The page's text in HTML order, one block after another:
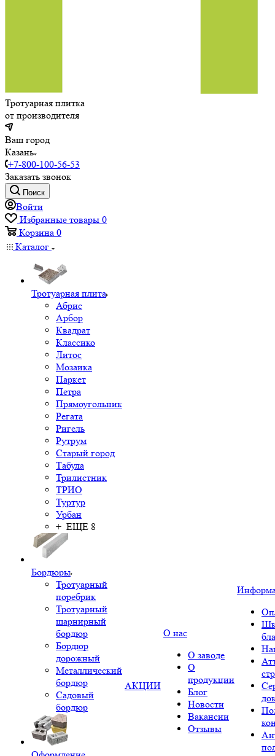
Тротуарная плитка
от производителя
Ваш город
Казань
+7-800-100-56-53
Заказать звонок
Поиск
Войти
Избранные товары 0
Корзина 0
Каталог
Тротуарная плита
Абрис
Арбор
Квадрат
Классико
Литос
Мозаика
Паркет
Петра
Прямоугольник
Регата
Ригель
Рутрум
Старый город
Табула
Трилистник
ТРИО
Туртур
Урбан
+ ЕЩЕ 8
Бордюры
Тротуарный
поребрик
Тротуарный
шарнирный
бордюр
Бордюр
дорожный
Металлический
бордюр
Садовый
бордюр
АКЦИИ
О нас
О заводе
О
продукции
Блог
Новости
Вакансии
Отзывы